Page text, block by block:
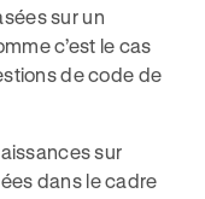
sur un
c’est le cas
de code de
sur
dans le cadre